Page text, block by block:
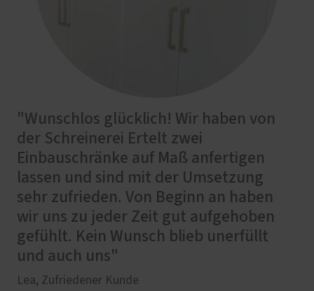
"Wunschlos glücklich! Wir haben von
der Schreinerei Ertelt zwei
Einbauschränke auf Maß anfertigen
lassen und sind mit der Umsetzung
sehr zufrieden. Von Beginn an haben
wir uns zu jeder Zeit gut aufgehoben
gefühlt. Kein Wunsch blieb unerfüllt
und auch uns"
Lea, Zufriedener Kunde